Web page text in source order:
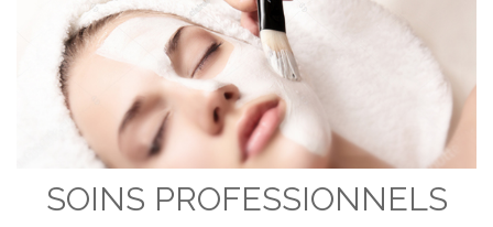
SOINS PROFESSIONNELS